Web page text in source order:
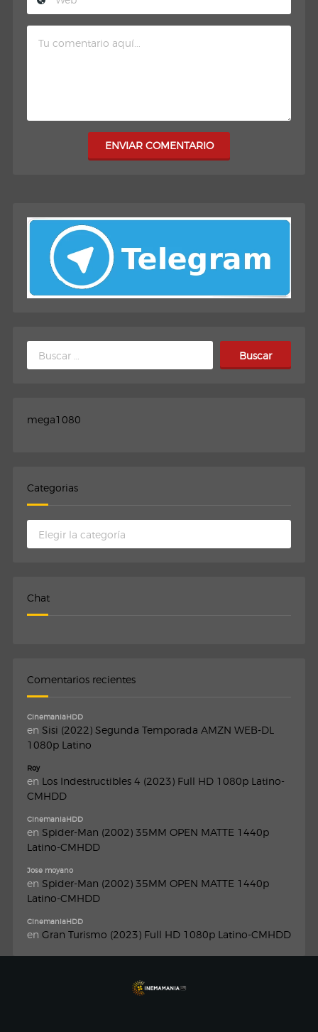
ENVIAR COMENTARIO
Buscar:
mega1080
Categorias
Categorias
Chat
Comentarios recientes
CinemaniaHDD
en Sisi (2022) Segunda Temporada AMZN WEB-DL
1080p Latino
Roy
en Los Indestructibles 4 (2023) Full HD 1080p Latino-
CMHDD
CinemaniaHDD
en Spider-Man (2002) 35MM OPEN MATTE 1440p
Latino-CMHDD
Jose moyano
en Spider-Man (2002) 35MM OPEN MATTE 1440p
Latino-CMHDD
CinemaniaHDD
en Gran Turismo (2023) Full HD 1080p Latino-CMHDD